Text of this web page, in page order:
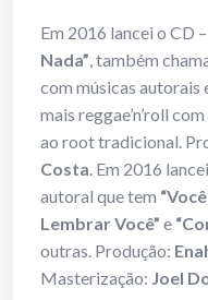
Em 2016 lancei o CD –
Nada”, também
com músicas autorais
mais reggae’n’roll
ao root tradicional.
Costa. Em 2016
autoral que tem
Lembrar Você” e
outras. Produção:
Masterização: Joel